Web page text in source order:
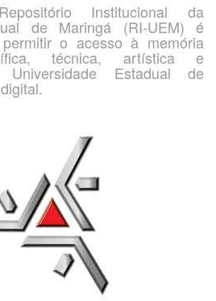
Institucional da
de Maringá (RI-UEM) é
o acesso à memória
técnica, artística e
Universidade Estadual de